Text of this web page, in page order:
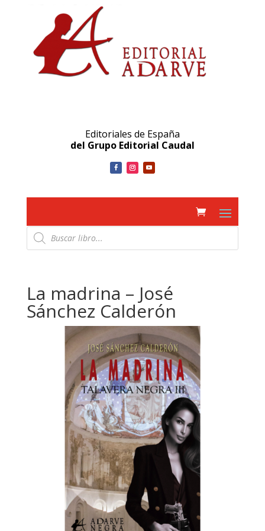
Editoriales de España
del Grupo Editorial Caudal
Búsqueda
de
productos
La madrina – José
Sánchez Calderón